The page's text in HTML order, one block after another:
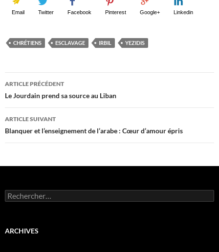
Email Twitter Facebook Pinterest Google+ Linkedin
CHRÉTIENS ESCLAVAGE IRBIL YEZIDIS
Navigation
des
articles
ARTICLE PRÉCÉDENT
Le Jourdain prend sa source au Liban
ARTICLE SUIVANT
Blanquer et l’enseignement de l’arabe : Cœur d’amour épris
Rechercher :
ARCHIVES